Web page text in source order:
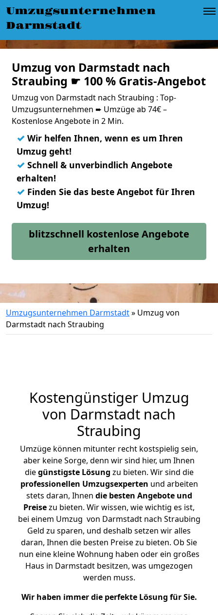
Umzugsunternehmen
Darmstadt
Umzug von Darmstadt nach
Straubing ☛ 100 % Gratis-Angebot
Umzug von Darmstadt nach Straubing : Top-
Umzugsunternehmen ➨ Umzüge ab 74€ –
Kostenlose Angebote in 2 Min.
✓ Wir helfen Ihnen, wenn es um Ihren
Umzug geht!
✓ Schnell & unverbindlich Angebote
erhalten!
✓ Finden Sie das beste Angebot für Ihren
Umzug!
blitzschnell kostenlose Angebote
erhalten
Umzugsunternehmen Darmstadt» Umzug von
Darmstadt nach Straubing
Kostengünstiger Umzug
von Darmstadt nach
Straubing
Umzüge können mitunter recht kostspielig sein,
aber keine Sorge, denn wir sind hier, um Ihnen
diegünstigste Lösung zu bieten. Wir sind die
professionellen Umzugsexperten und arbeiten
stets daran, Ihnen die besten Angebote und
Preisezu bieten. Wir wissen, wie wichtig es ist,
bei einem Umzug von Darmstadt nach Straubing
Geld zu sparen, und deshalb setzen wir alles
daran, Ihnen die besten Preise zu bieten. Ob Sie
nun eine kleine Wohnung haben oder ein großes
Haus in Darmstadt besitzen, was umgezogen
werden muss.
Wir haben immer die perfekte Lösung für Sie.